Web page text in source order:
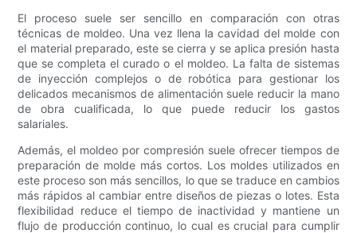
El proceso suele ser sencillo en comparación con otras
técnicas de moldeo. Una vez llena la cavidad del molde con
el material preparado, este se cierra y se aplica presión hasta
que se completa el curado o el moldeo. La falta de sistemas
de inyección complejos o de robótica para gestionar los
delicados mecanismos de alimentación suele reducir la mano
de obra cualificada, lo que puede reducir los gastos
salariales.
Además, el moldeo por compresión suele ofrecer tiempos de
preparación de molde más cortos. Los moldes utilizados en
este proceso son más sencillos, lo que se traduce en cambios
más rápidos al cambiar entre diseños de piezas o lotes. Esta
flexibilidad reduce el tiempo de inactividad y mantiene un
flujo de producción continuo, lo cual es crucial para cumplir